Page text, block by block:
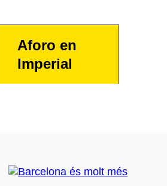
Aforo en
Imperial